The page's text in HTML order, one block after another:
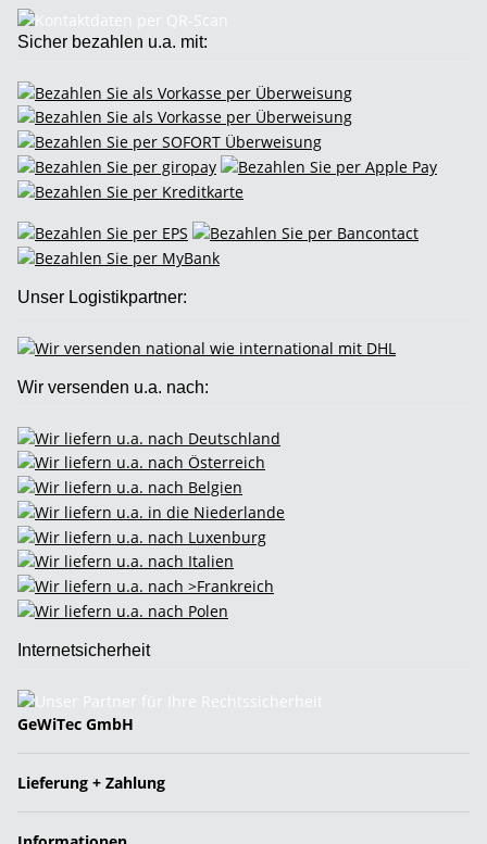
Sicher bezahlen u.a. mit:
Unser Logistikpartner:
Wir versenden u.a. nach:
Internetsicherheit
GeWiTec GmbH
Lieferung + Zahlung